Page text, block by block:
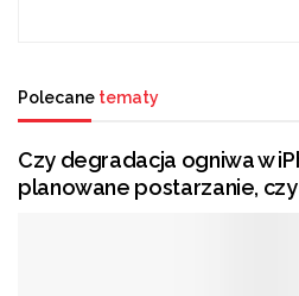
Polecane tematy
Czy degradacja ogniwa w
planowane postarzanie,